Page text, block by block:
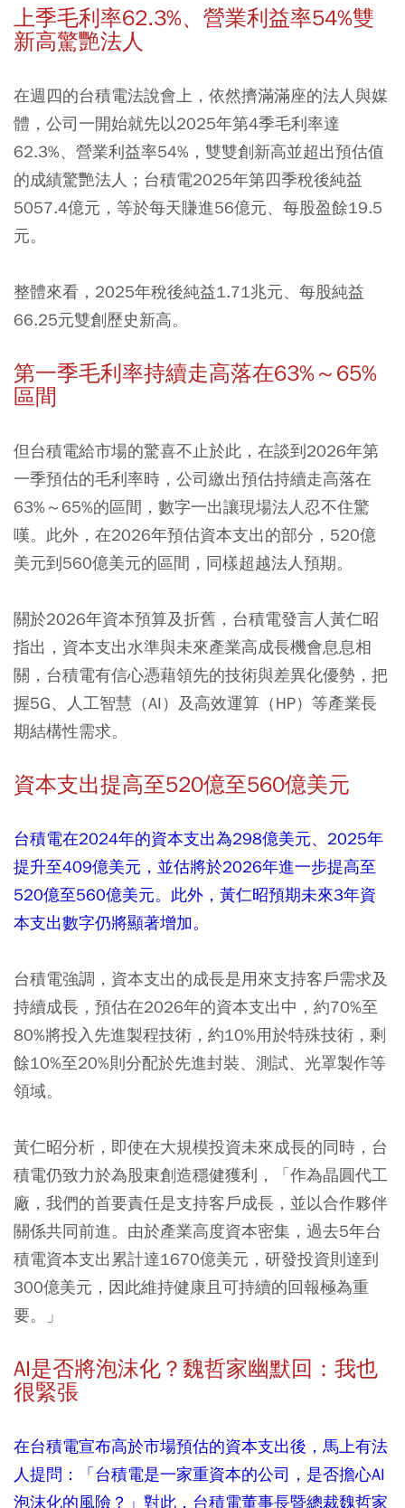
上季毛利率62.3%、營業利益率54%雙
新高驚艷法人
在週四的台積電法說會上，依然擠滿滿座的法人與媒
體，公司一開始就先以2025年第4季毛利率達
62.3%、營業利益率54%，雙雙創新高並超出預估值
的成績驚艷法人；台積電2025年第四季稅後純益
5057.4億元，等於每天賺進56億元、每股盈餘19.5
元。
整體來看，2025年稅後純益1.71兆元、每股純益
66.25元雙創歷史新高。
第一季毛利率持續走高落在63%～65%
區間
但台積電給市場的驚喜不止於此，在談到2026年第
一季預估的毛利率時，公司繳出預估持續走高落在
63%～65%的區間，數字一出讓現場法人忍不住驚
嘆。此外，在2026年預估資本支出的部分，520億
美元到560億美元的區間，同樣超越法人預期。
關於2026年資本預算及折舊，台積電發言人黃仁昭
指出，資本支出水準與未來產業高成長機會息息相
關，台積電有信心憑藉領先的技術與差異化優勢，把
握5G、人工智慧（AI）及高效運算（HP）等產業長
期結構性需求。
資本支出提高至520億至560億美元
台積電在2024年的資本支出為298億美元、2025年
提升至409億美元，並估將於2026年進一步提高至
520億至560億美元。此外，黃仁昭預期未來3年資
本支出數字仍將顯著增加。
台積電強調，資本支出的成長是用來支持客戶需求及
持續成長，預估在2026年的資本支出中，約70%至
80%將投入先進製程技術，約10%用於特殊技術，剩
餘10%至20%則分配於先進封裝、測試、光罩製作等
領域。
黃仁昭分析，即使在大規模投資未來成長的同時，台
積電仍致力於為股東創造穩健獲利，「作為晶圓代工
廠，我們的首要責任是支持客戶成長，並以合作夥伴
關係共同前進。由於產業高度資本密集，過去5年台
積電資本支出累計達1670億美元，研發投資則達到
300億美元，因此維持健康且可持續的回報極為重
要。」
AI是否將泡沫化？魏哲家幽默回：我也
很緊張
在台積電宣布高於市場預估的資本支出後，馬上有法
人提問：「台積電是一家重資本的公司，是否擔心AI
泡沫化的風險？」對此，台積電董事長暨總裁魏哲家